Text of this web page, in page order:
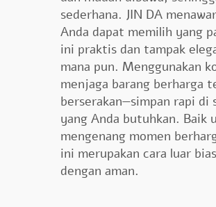
sederhana. JIN DA
Anda dapat memilih yang
ini praktis dan tampak
mana pun. Menggunakan
menjaga barang berharga
berserakan—simpan rapi di
yang Anda butuhkan. Baik
mengenang momen
ini merupakan cara luar
dengan aman.